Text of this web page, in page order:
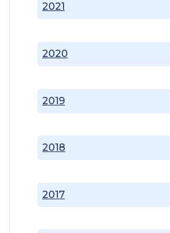
2017
2018
2019
2020
2021